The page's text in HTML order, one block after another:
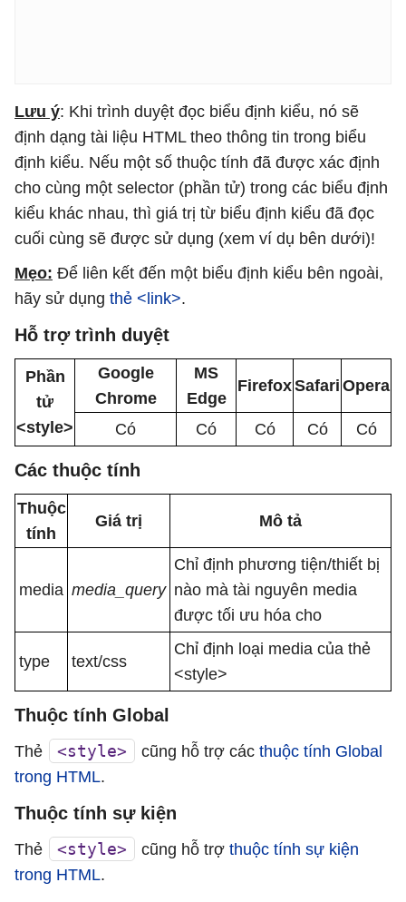
Lưu ý: Khi trình duyệt đọc biểu định kiểu, nó sẽ
định dạng tài liệu HTML theo thông tin trong biểu
định kiểu. Nếu một số thuộc tính đã được xác định
cho cùng một selector (phần tử) trong các biểu định
kiểu khác nhau, thì giá trị từ biểu định kiểu đã đọc
cuối cùng sẽ được sử dụng (xem ví dụ bên dưới)!
Mẹo: Để liên kết đến một biểu định kiểu bên ngoài,
hãy sử dụng thẻ <link>.
Hỗ trợ trình duyệt
Phần
tử
<style>
Google
Chrome
MS
Edge
FirefoxSafari Opera
Có Có Có Có Có
Các thuộc tính
Thuộc
tính
Giá trị Mô tả
media media_query
Chỉ định phương tiện/thiết bị
nào mà tài nguyên media
được tối ưu hóa cho
type text/css
Chỉ định loại media của thẻ
<style>
Thuộc tính Global
Thẻ <style> cũng hỗ trợ các thuộc tính Global
trong HTML.
Thuộc tính sự kiện
Thẻ <style> cũng hỗ trợ thuộc tính sự kiện
trong HTML.